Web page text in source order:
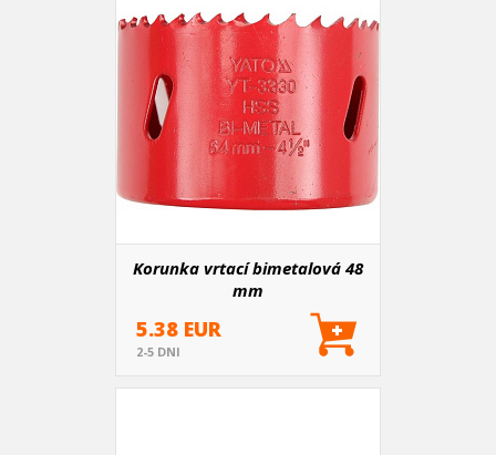
Korunka vrtací bimetalová 48
mm
5.38 EUR
2-5 DNI